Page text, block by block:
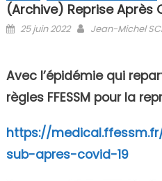
(Archive) Reprise
Posted on
25 juin 2022 Author
Jean-Michel
Avec l’épidémie qui
règles FFESSM pour la
https://
sub-apres-covid-19